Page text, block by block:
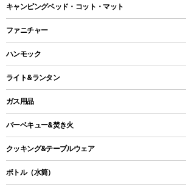
ツールームテント
ワンポールテント
シェルターテント
ロッジ型・オリジナルテント
タープ
スクエアタープ（レクタタープ）
メッシュタープ
レクタングラー型（封筒型）シュラフ
インナーシュラフ
キャンピングベッド・コット・マット
キャンピングベッド・コット
インフレータブルマット
ファニチャー
アウトドアテーブル
レジャーシート
ハンモック
ライト&ランタン
LEDランタン
ガスランタン
オイルランタン
LEDライト
ガス用品
ガスバーナー
ガス缶
バーベキュー&焚き火
バーベキューコンロ、グリル
焚き火台タイプ（ロースタイル）グリル
クッキング&テーブルウェア
ダッチオーブン
ボトル（水筒）